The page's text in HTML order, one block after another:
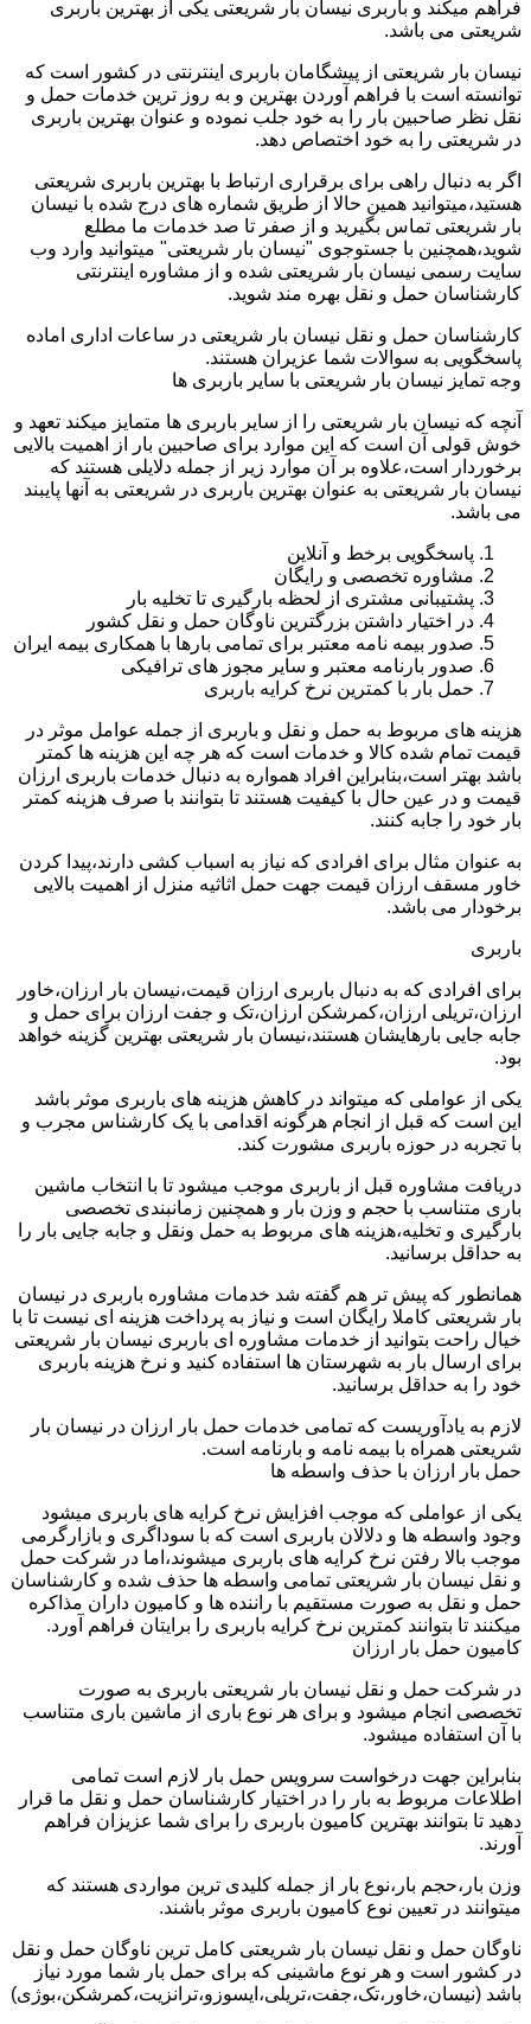
فراهم میکند و باربری نیسان بار شریعتی یکی از بهترین باربری
شریعتی می باشد.
نیسان بار شریعتی از پیشگامان باربری اینترنتی در کشور است که
توانسته است با فراهم آوردن بهترین و به روز ترین خدمات حمل و
نقل نظر صاحبین بار را به خود جلب نموده و عنوان بهترین باربری
در شریعتی را به خود اختصاص دهد.
اگر به دنبال راهی برای برقراری ارتباط با بهترین باربری شریعتی
هستید،میتوانید همین حالا از طریق شماره های درج شده با نیسان
بار شریعتی تماس بگیرید و از صفر تا صد خدمات ما مطلع
شوید،همچنین با جستوجوی "نیسان بار شریعتی" میتوانید وارد وب
سایت رسمی نیسان بار شریعتی شده و از مشاوره اینترنتی
کارشناسان حمل و نقل بهره مند شوید.
کارشناسان حمل و نقل نیسان بار شریعتی در ساعات اداری اماده
پاسخگویی به سوالات شما عزیران هستند.
وجه تمایز نیسان بار شریعتی با سایر باربری ها
آنچه که نیسان بار شریعتی را از سایر باربری ها متمایز میکند تعهد و
خوش قولی آن است که این موارد برای صاحبین بار از اهمیت بالایی
برخوردار است،علاوه بر آن موارد زیر از جمله دلایلی هستند که
نیسان بار شریعتی به عنوان بهترین باربری در شریعتی به آنها پایبند
می باشد.
پاسخگویی برخط و آنلاین
مشاوره تخصصی و رایگان
پشتیبانی مشتری از لحظه بارگیری تا تخلیه بار
در اختیار داشتن بزرگترین ناوگان حمل و نقل کشور
صدور بیمه نامه معتبر برای تمامی بارها با همکاری بیمه ایران
صدور بارنامه معتبر و سایر مجوز های ترافیکی
حمل بار با کمترین نرخ کرایه باربری
هزینه های مربوط به حمل و نقل و باربری از جمله عوامل موثر در
قیمت تمام شده کالا و خدمات است که هر چه این هزینه ها کمتر
باشد بهتر است،بنابراین افراد همواره به دنبال خدمات باربری ارزان
قیمت و در عین حال با کیفیت هستند تا بتوانند با صرف هزینه کمتر
بار خود را جابه کنند.
به عنوان مثال برای افرادی که نیاز به اسباب کشی دارند،پیدا کردن
خاور مسقف ارزان قیمت جهت حمل اثاثیه منزل از اهمیت بالایی
برخودار می باشد.
باربری
برای افرادی که به دنبال باربری ارزان قیمت،نیسان بار ارزان،خاور
ارزان،تریلی ارزان،کمرشکن ارزان،تک و جفت ارزان برای حمل و
جابه جایی بارهایشان هستند،نیسان بار شریعتی بهترین گزینه خواهد
بود.
یکی از عواملی که میتواند در کاهش هزینه های باربری موثر باشد
این است که قبل از انجام هرگونه اقدامی با یک کارشناس مجرب و
با تجربه در حوزه باربری مشورت کند.
دریافت مشاوره قبل از باربری موجب میشود تا با انتخاب ماشین
باری متناسب با حجم و وزن بار و همچنین زمانبندی تخصصی
بارگیری و تخلیه،هزینه های مربوط به حمل ونقل و جابه جایی بار را
به حداقل برسانید.
همانطور که پیش تر هم گفته شد خدمات مشاوره باربری در نیسان
بار شریعتی کاملا رایگان است و نیاز به پرداخت هزینه ای نیست تا با
خیال راحت بتوانید از خدمات مشاوره ای باربری نیسان بار شریعتی
برای ارسال بار به شهرستان ها استفاده کنید و نرخ هزینه باربری
خود را به حداقل برسانید.
لازم به یادآوریست که تمامی خدمات حمل بار ارزان در نیسان بار
شریعتی همراه با بیمه نامه و بارنامه است.
حمل بار ارزان با حذف واسطه ها
یکی از عواملی که موجب افزایش نرخ کرایه های باربری میشود
وجود واسطه ها و دلالان باربری است که با سوداگری و بازارگرمی
موجب بالا رفتن نرخ کرایه های باربری میشوند،اما در شرکت حمل
و نقل نیسان بار شریعتی تمامی واسطه ها حذف شده و کارشناسان
حمل و نقل به صورت مستقیم با راننده ها و کامیون داران مذاکره
میکنند تا بتوانند کمترین نرخ کرایه باربری را برایتان فراهم آورد.
کامیون حمل بار ارزان
در شرکت حمل و نقل نیسان بار شریعتی باربری به صورت
تخصصی انجام میشود و برای هر نوع باری از ماشین باری متناسب
با آن استفاده میشود.
بنابراین جهت درخواست سرویس حمل بار لازم است تمامی
اطلاعات مربوط به بار را در اختیار کارشناسان حمل و نقل ما قرار
دهید تا بتوانند بهترین کامیون باربری را برای شما عزیزان فراهم
آورند.
وزن بار،حجم بار،نوع بار از جمله کلیدی ترین مواردی هستند که
میتوانند در تعیین نوع کامیون باربری موثر باشند.
ناوگان حمل و نقل نیسان بار شریعتی کامل ترین ناوگان حمل و نقل
در کشور است و هر نوع ماشینی که برای حمل بار شما مورد نیاز
باشد (نیسان،خاور،تک،جفت،تریلی،ایسوزو،ترانزیت،کمرشکن،بوژی)